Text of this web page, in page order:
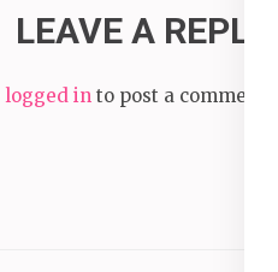
LEAVE A REPLY
logged in to post a comment.